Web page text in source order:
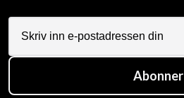
Abonner